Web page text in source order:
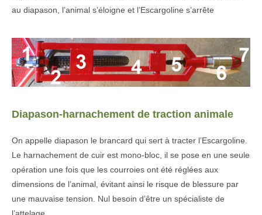
au diapason, l’animal s’éloigne et l’Escargoline s’arrête
Diapason-harnachement de traction animale
On appelle diapason le brancard qui sert à tracter l’Escargoline.
Le harnachement de cuir est mono-bloc, il se pose en une seule
opération une fois que les courroies ont été réglées aux
dimensions de l’animal, évitant ainsi le risque de blessure par
une mauvaise tension. Nul besoin d’être un spécialiste de